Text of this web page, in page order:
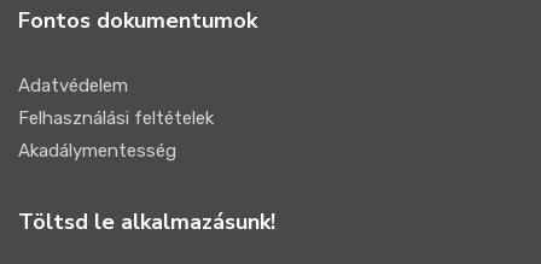
Fontos dokumentumok
Adatvédelem
Felhasználási feltételek
Akadálymentesség
Töltsd le alkalmazásunk!